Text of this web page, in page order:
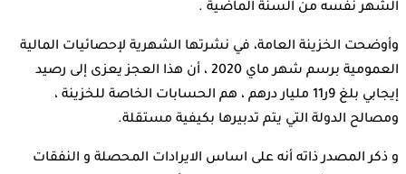
الشهر نفسه من السنة الماضية .
وأوضحت الخزينة العامة، في نشرتها الشهرية لإحصائيات المالية
العمومية برسم شهر ماي 2020 ، أن هذا العجز يعزى إلى رصيد
إيجابي بلغ 9ر11 مليار درهم ، هم الحسابات الخاصة للخزينة ،
ومصالح الدولة التي يتم تدبيرها بكيفية مستقلة.
و ذكر المصدر ذاته أنه على اساس الايرادات المحصلة و النفقات